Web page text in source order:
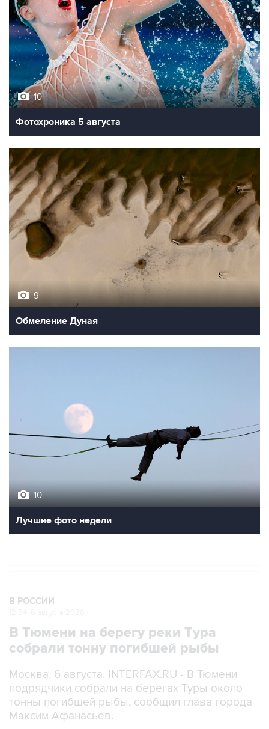
10
Фотохроника 5 августа
9
Обмеление Дуная
10
Лучшие фото недели
В РОССИИ
В Тюмени на берегу реки Тура
собрали тонну погибшей рыбы
Москва. 6 августа. INTERFAX.RU - В Тюмени
подрядчики собрали на берегах Туры около
тонны погибшей рыбы, сообщил глава города
Максим Афанасьев.